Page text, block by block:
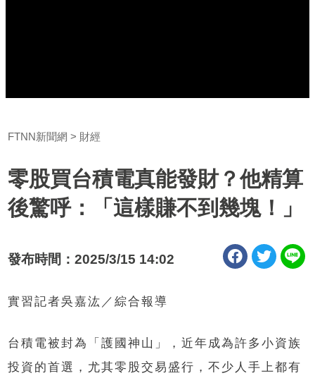
FTNN新聞網 財經
零股買台積電真能發財？他精算
後驚呼：「這樣賺不到幾塊！」
發布時間：2025/3/15 14:02
實習記者吳嘉汯／綜合報導
台積電被封為「護國神山」，近年成為許多小資族
投資的首選，尤其零股交易盛行，不少人手上都有